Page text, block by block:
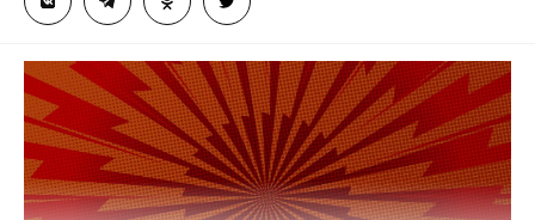
во всех регионах России и в 54 зарубежных
странах с 1 июня по 9 июля. Как пилотный проект
в ряде регионов впервые ЕГЭ провели в 2001 году.